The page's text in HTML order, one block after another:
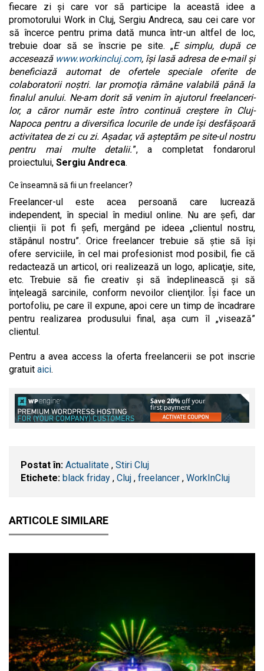
fiecare zi şi care vor să participe la această idee a
promotorului Work in Cluj, Sergiu Andreca, sau cei care vor
să încerce pentru prima dată munca într-un altfel de loc,
trebuie doar să se înscrie pe site. „E simplu, după ce
accesează www.workincluj.com, îşi lasă adresa de e-mail şi
beneficiază automat de ofertele speciale oferite de
colaboratorii noştri. Iar promoţia rămâne valabilă până la
finalul anului. Ne-am dorit să venim în ajutorul freelanceri-
lor, a căror număr este întro continuă creștere în Cluj-
Napoca pentru a diversifica locurile de unde îşi desfăşoară
activitatea de zi cu zi. Aşadar, vă aşteptăm pe site-ul nostru
pentru mai multe detalii.”, a completat fondarorul
proiectului, Sergiu Andreca.
Ce înseamnă să fii un freelancer?
Freelancer-ul este acea persoană care lucrează
independent, în special în mediul online. Nu are şefi, dar
clienţii îi pot fi şefi, mergând pe ideea „clientul nostru,
stăpânul nostru”. Orice freelancer trebuie să ştie să îşi
ofere serviciile, în cel mai profesionist mod posibil, fie că
redactează un articol, ori realizează un logo, aplicaţie, site,
etc. Trebuie să fie creativ şi să îndeplinească şi să
înţeleagă sarcinile, conform nevoilor clienţilor. Îşi face un
portofoliu, pe care îl expune, apoi cere un timp de încadrare
pentru realizarea produsului final, aşa cum îl „visează”
clientul.
Pentru a avea access la oferta freelancerii se pot inscrie
gratuit aici.
Postat în: Actualitate , Stiri Cluj
Etichete: black friday , ​Cluj , freelancer , WorkInCluj
ARTICOLE SIMILARE